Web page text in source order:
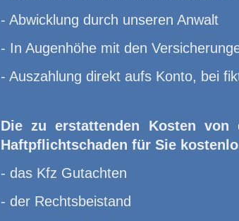
- Abwicklung durch unseren Anwalt
- In Augenhöhe mit den
- Auszahlung direkt aufs Konto, bei
Die zu erstattenden Kosten von
Haftpflichtschaden für Sie
- das Kfz Gutachten
- der Rechtsbeistand